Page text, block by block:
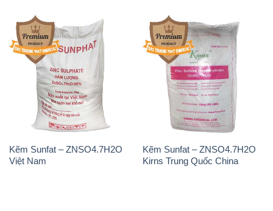
Kẽm Sunfat – ZNSO4.7H2O
Việt Nam
Kẽm Sunfat – ZNSO4.7H2O
Kirns Trung Quốc China